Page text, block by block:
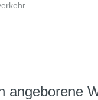
angeborene